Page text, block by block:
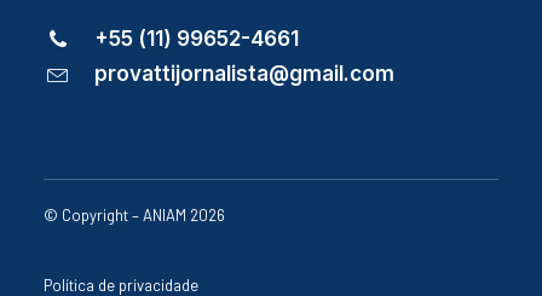
+55 (11) 99652-4661
provattijornalista@gmail.com
© Copyright – ANIAM 2026
Política de privacidade